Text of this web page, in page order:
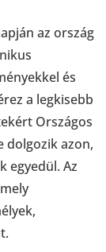
az ország
és
a legkisebb
Országos
dolgozik azon,
egyedül. Az